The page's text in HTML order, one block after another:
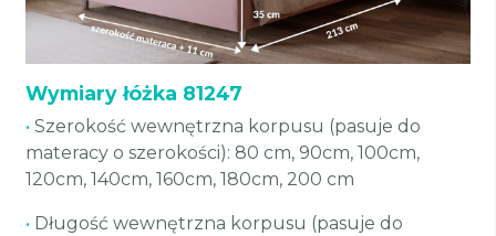
Wymiary łóżka 81247
• Szerokość wewnętrzna korpusu (pasuje do
materacy o szerokości): 80 cm, 90cm, 100cm,
120cm, 140cm, 160cm, 180cm, 200 cm
• Długość wewnętrzna korpusu (pasuje do